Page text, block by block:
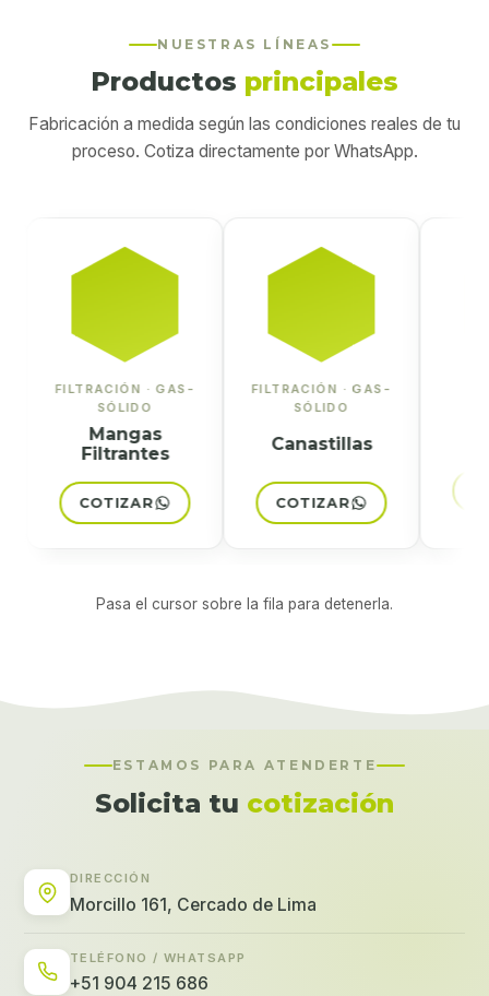
NUESTRAS LÍNEAS
Productos principales
Fabricación a medida según las condiciones reales de tu
proceso. Cotiza directamente por WhatsApp.
FILTRACIÓN · GAS-
SÓLIDO
Mangas
Filtrantes
COTIZAR
FILTRACIÓN · GAS-
SÓLIDO
Canastillas
COTIZAR
Pasa el cursor sobre la fila para detenerla.
ESTAMOS PARA ATENDERTE
Solicita tu cotización
DIRECCIÓN
Morcillo 161, Cercado de Lima
TELÉFONO / WHATSAPP
+51 904 215 686